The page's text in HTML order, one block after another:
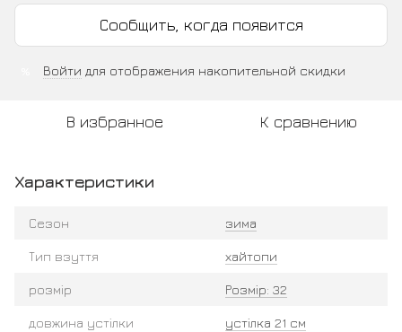
Сообщить, когда появится
Войти для отображения накопительной скидки
В избранное К сравнению
Характеристики
Сезон зима
Тип взуття хайтопи
розмір Розмір: 32
довжина устілки устілка 21 см